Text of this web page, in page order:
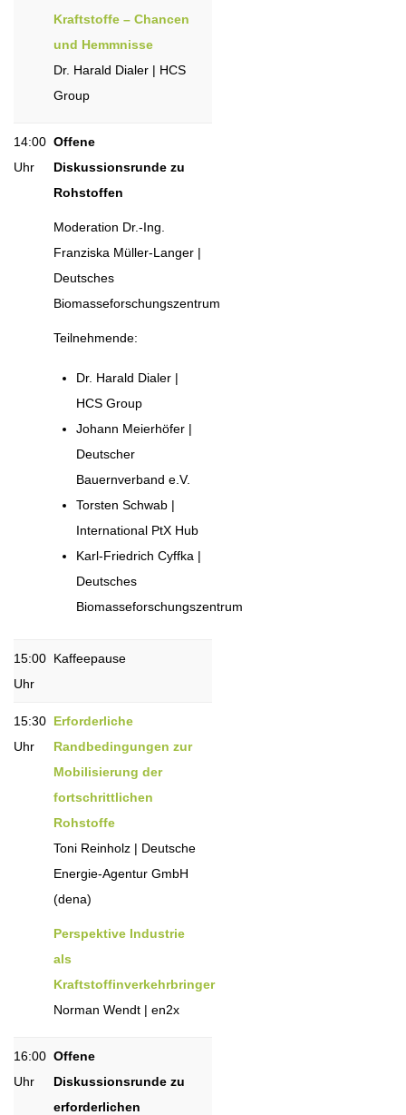
Kraftstoffe – Chancen
und Hemmnisse
Dr. Harald Dialer | HCS
Group
14:00
Uhr
Offene
Diskussionsrunde zu
Rohstoffen
Moderation Dr.-Ing.
Franziska Müller-Langer |
Deutsches
Biomasseforschungszentrum
Teilnehmende:
Dr. Harald Dialer |
HCS Group
Johann Meierhöfer |
Deutscher
Bauernverband e.V.
Torsten Schwab |
International PtX Hub
Karl-Friedrich Cyffka |
Deutsches
Biomasseforschungszentrum
15:00
Uhr
Kaffeepause
15:30
Uhr
Erforderliche
Randbedingungen zur
Mobilisierung der
fortschrittlichen
Rohstoffe
Toni Reinholz | Deutsche
Energie-Agentur GmbH
(dena)
Perspektive Industrie
als
Kraftstoffinverkehrbringer
Norman Wendt | en2x
16:00
Uhr
Offene
Diskussionsrunde zu
erforderlichen